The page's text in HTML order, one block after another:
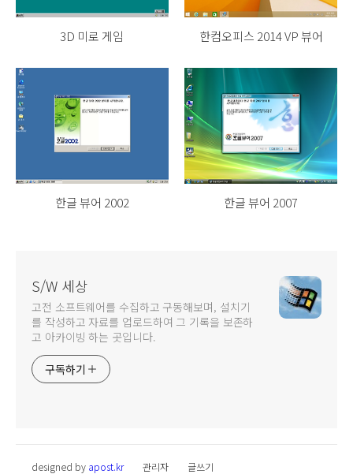
3D 미로 게임 한컴오피스 2014 VP 뷰어
한글 뷰어 2002 한글 뷰어 2007
S/W 세상
고전 소프트웨어를 수집하고 구동해보며, 설치기
를 작성하고 자료를 업로드하여 그 기록을 보존하
고 아카이빙 하는 곳입니다.
구독하기
designed by apost.kr 관리자 글쓰기